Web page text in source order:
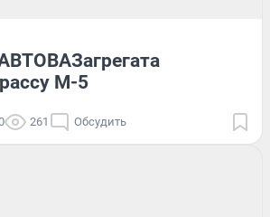
М-5
261 Обсудить